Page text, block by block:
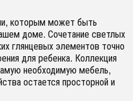
которым может быть
доме. Сочетание светлых
глянцевых элементов точно
для ребенка. Коллекция
необходимую мебель,
остается просторной и